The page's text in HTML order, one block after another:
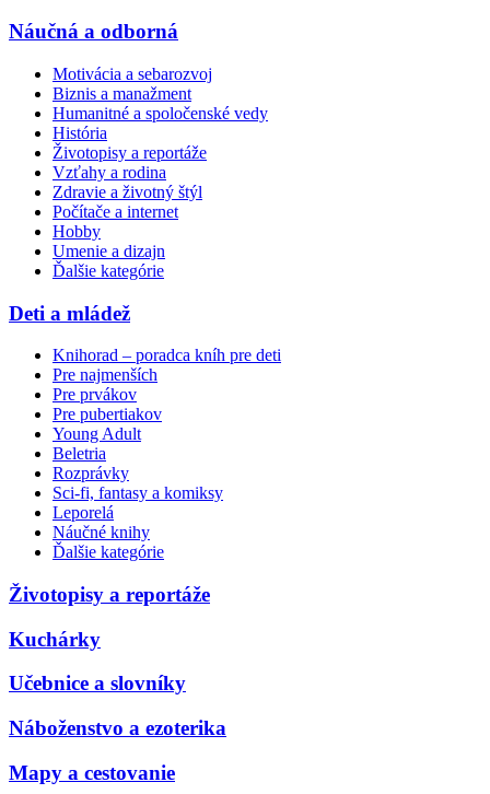
Náučná a odborná
Motivácia a sebarozvoj
Biznis a manažment
Humanitné a spoločenské vedy
História
Životopisy a reportáže
Vzťahy a rodina
Zdravie a životný štýl
Počítače a internet
Hobby
Umenie a dizajn
Ďalšie kategórie
Deti a mládež
Knihorad – poradca kníh pre deti
Pre najmenších
Pre prvákov
Pre pubertiakov
Young Adult
Beletria
Rozprávky
Sci-fi, fantasy a komiksy
Leporelá
Náučné knihy
Ďalšie kategórie
Životopisy a reportáže
Kuchárky
Učebnice a slovníky
Náboženstvo a ezoterika
Mapy a cestovanie